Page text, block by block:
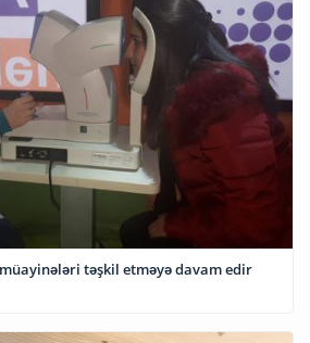
təşkil etməyə davam edir